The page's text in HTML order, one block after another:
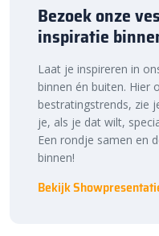
Bezoek onze
inspiratie
Laat je inspireren in
binnen én buiten. Hier
bestratingstrends, zie
je, als je dat wilt,
Een rondje samen en
binnen!
Bekijk